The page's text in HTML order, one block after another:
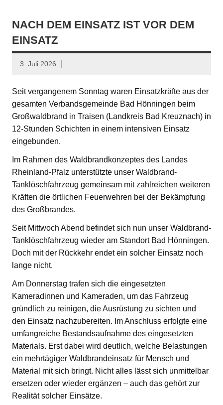
NACH DEM EINSATZ IST VOR DEM
EINSATZ
3. Juli 2026
Seit vergangenem Sonntag waren Einsatzkräfte aus der
gesamten Verbandsgemeinde Bad Hönningen beim
Großwaldbrand in Traisen (Landkreis Bad Kreuznach) in
12-Stunden Schichten in einem intensiven Einsatz
eingebunden.
Im Rahmen des Waldbrandkonzeptes des Landes
Rheinland-Pfalz unterstützte unser Waldbrand-
Tanklöschfahrzeug gemeinsam mit zahlreichen weiteren
Kräften die örtlichen Feuerwehren bei der Bekämpfung
des Großbrandes.
Seit Mittwoch Abend befindet sich nun unser Waldbrand-
Tanklöschfahrzeug wieder am Standort Bad Hönningen.
Doch mit der Rückkehr endet ein solcher Einsatz noch
lange nicht.
Am Donnerstag trafen sich die eingesetzten
Kameradinnen und Kameraden, um das Fahrzeug
gründlich zu reinigen, die Ausrüstung zu sichten und
den Einsatz nachzubereiten. Im Anschluss erfolgte eine
umfangreiche Bestandsaufnahme des eingesetzten
Materials. Erst dabei wird deutlich, welche Belastungen
ein mehrtägiger Waldbrandeinsatz für Mensch und
Material mit sich bringt. Nicht alles lässt sich unmittelbar
ersetzen oder wieder ergänzen – auch das gehört zur
Realität solcher Einsätze.